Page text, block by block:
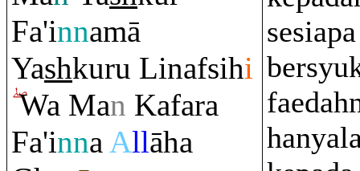
Fa'innamā
Yashkuru Linafsihi
Wa Man Kafara
Fa'innaAllāha